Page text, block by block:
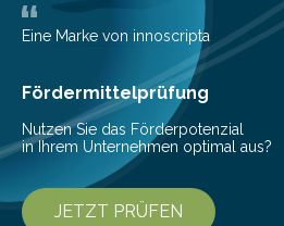
Gemeinschaftsprojekt mit einem
gelang nun erstmals der
bei Serienmaschinen
besser dämpft. Und das bei
von 20…
Eine Marke von innoscripta
Fördermittelprüfung
Nutzen Sie das Förderpotenzial
in Ihrem Unternehmen optimal aus?
JETZT PRÜFEN